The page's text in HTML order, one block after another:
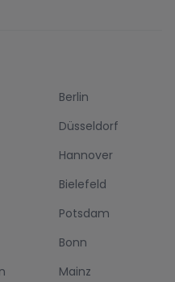
Berlin
Düsseldorf
Hannover
Bielefeld
Potsdam
Bonn
Mainz